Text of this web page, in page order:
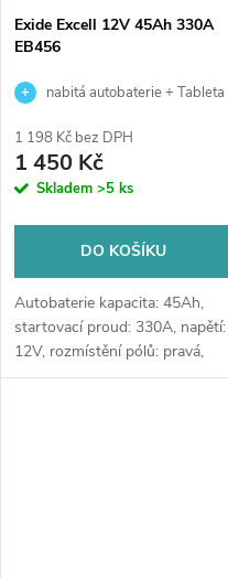
Exide Excell 12V 45Ah 330A
EB456
nabitá autobaterie + Tableta
výkup staré baterie při doručení
nebo v prodejně Jinočany
1 198 Kč bez DPH
1 450 Kč
Skladem >5 ks
DO KOŠÍKU
Autobaterie kapacita: 45Ah,
startovací proud: 330A, napětí:
12V, rozmístění pólů: pravá,
typ: Asia, rozměry: 237 x 127 x